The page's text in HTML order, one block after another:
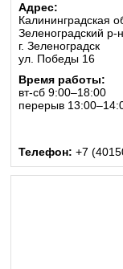
Адрес:
Калининградская
Зеленоградский р-н
г. Зеленоградск
ул. Победы 16
Время работы:
вт-сб 9:00–18:00
перерыв
Телефон: +7